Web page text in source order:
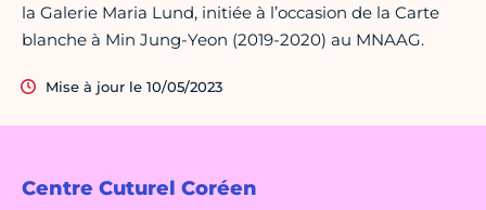
Centre Cuturel Coréen
la Galerie Maria Lund, initiée à l’occasion de la Carte
blanche à Min Jung-Yeon (2019-2020) au MNAAG.
Mise à jour le 10/05/2023